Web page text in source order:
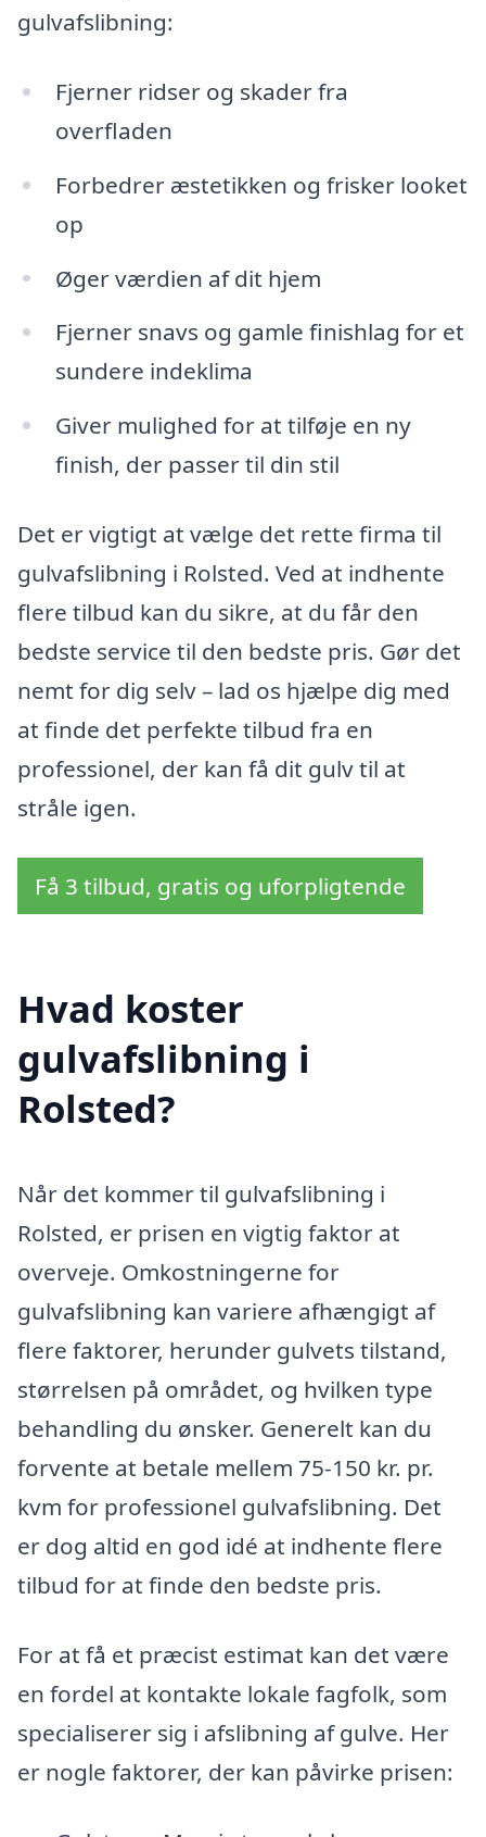
gulvafslibning:
Fjerner ridser og skader fra
overfladen
Forbedrer æstetikken og frisker looket
op
Øger værdien af dit hjem
Fjerner snavs og gamle finishlag for et
sundere indeklima
Giver mulighed for at tilføje en ny
finish, der passer til din stil
Det er vigtigt at vælge det rette firma til
gulvafslibning i Rolsted. Ved at indhente
flere tilbud kan du sikre, at du får den
bedste service til den bedste pris. Gør det
nemt for dig selv – lad os hjælpe dig med
at finde det perfekte tilbud fra en
professionel, der kan få dit gulv til at
stråle igen.
Få 3 tilbud, gratis og uforpligtende
Hvad koster
gulvafslibning i
Rolsted?
Når det kommer til gulvafslibning i
Rolsted, er prisen en vigtig faktor at
overveje. Omkostningerne for
gulvafslibning kan variere afhængigt af
flere faktorer, herunder gulvets tilstand,
størrelsen på området, og hvilken type
behandling du ønsker. Generelt kan du
forvente at betale mellem 75-150 kr. pr.
kvm for professionel gulvafslibning. Det
er dog altid en god idé at indhente flere
tilbud for at finde den bedste pris.
For at få et præcist estimat kan det være
en fordel at kontakte lokale fagfolk, som
specialiserer sig i afslibning af gulve. Her
er nogle faktorer, der kan påvirke prisen: